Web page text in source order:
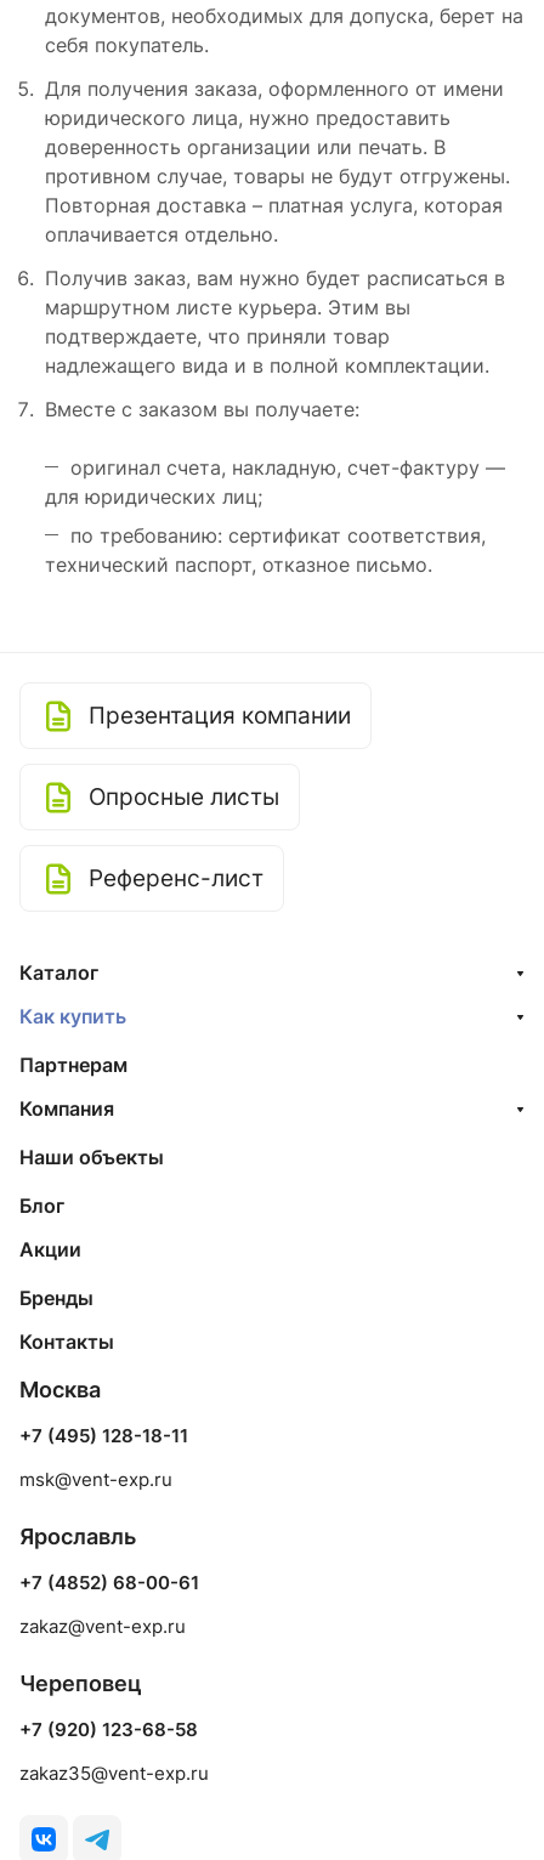
документов, необходимых для допуска, берет на
себя покупатель.
Для получения заказа, оформленного от имени
юридического лица, нужно предоставить
доверенность организации или печать. В
противном случае, товары не будут отгружены.
Повторная доставка – платная услуга, которая
оплачивается отдельно.
Получив заказ, вам нужно будет расписаться в
маршрутном листе курьера. Этим вы
подтверждаете, что приняли товар
надлежащего вида и в полной комплектации.
Вместе с заказом вы получаете:
оригинал счета, накладную, счет-фактуру —
для юридических лиц;
по требованию: сертификат соответствия,
технический паспорт, отказное письмо.
Презентация компании
Опросные листы
Референс-лист
Каталог
Как купить
Партнерам
Компания
Наши объекты
Блог
Акции
Бренды
Контакты
Москва
+7 (495) 128-18-11
msk@vent-exp.ru
Ярославль
+7 (4852) 68-00-61
zakaz@vent-exp.ru
Череповец
+7 (920) 123-68-58
zakaz35@vent-exp.ru